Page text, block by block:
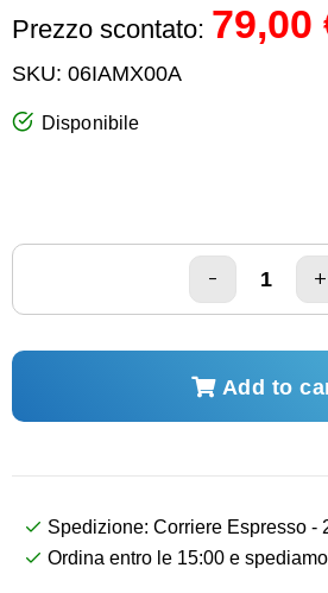
Prezzo scontato: 79,00
SKU: 06IAMX00A
Disponibile
Add to
Spedizione: Corriere Espresso -
Ordina entro le 15:00 e